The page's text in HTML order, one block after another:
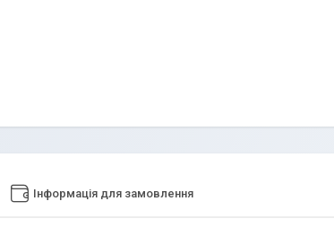
Інформація для замовлення